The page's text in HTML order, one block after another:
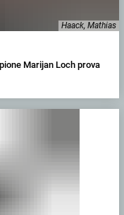
Haack, Mathias
Marijan Loch prova